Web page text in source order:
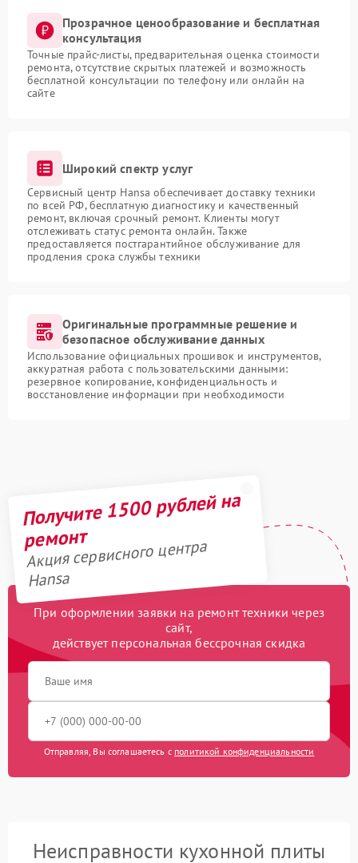
Прозрачное ценообразование и бесплатная
консультация
Точные прайс-листы, предварительная оценка стоимости
ремонта, отсутствие скрытых платежей и возможность
бесплатной консультации по телефону или онлайн на
сайте
Широкий спектр услуг
Сервисный центр Hansa обеспечивает доставку техники
по всей РФ, бесплатную диагностику и качественный
ремонт, включая срочный ремонт. Клиенты могут
отслеживать статус ремонта онлайн. Также
предоставляется постгарантийное обслуживание для
продления срока службы техники
Оригинальные программные решение и
безопасное обслуживание данных
Использование официальных прошивок и инструментов,
аккуратная работа с пользовательскими данными:
резервное копирование, конфиденциальность и
восстановление информации при необходимости
Получите 1500 рублей на
ремонт
Акция сервисного центра
Hansa
При оформлении заявки на ремонт техники через
сайт,
действует персональная бессрочная скидка
Отправляя, Вы соглашаетесь с политикой конфиденциальности
Неисправности кухонной плиты